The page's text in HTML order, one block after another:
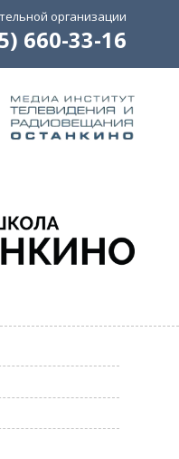
организации
660-33-16